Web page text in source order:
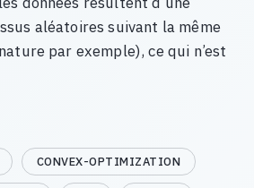
aléatoires suivant la même
par exemple), ce qui n’est
CONVEX-OPTIMIZATION